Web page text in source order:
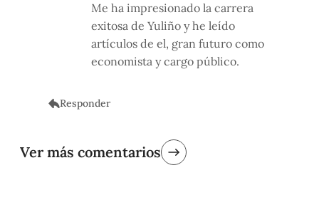
Me ha impresionado la carrera
exitosa de Yuliño y he leído
artículos de el, gran futuro como
economista y cargo público.
Responder
Ver más comentarios